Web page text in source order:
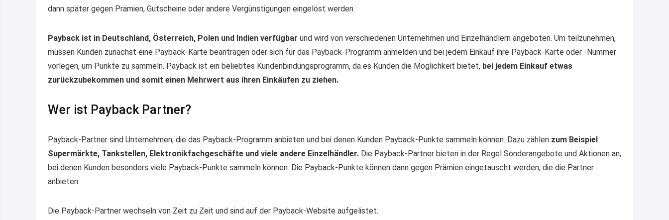
dann später gegen Prämien, Gutscheine oder andere Vergünstigungen eingelöst werden.
Payback ist in Deutschland, Österreich, Polen und Indien verfügbar und wird von verschiedenen Unternehmen und Einzelhändlern angeboten. Um teilzunehmen,
müssen Kunden zunächst eine Payback-Karte beantragen oder sich für das Payback-Programm anmelden und bei jedem Einkauf ihre Payback-Karte oder -Nummer
vorlegen, um Punkte zu sammeln. Payback ist ein beliebtes Kundenbindungsprogramm, da es Kunden die Möglichkeit bietet, bei jedem Einkauf etwas
zurückzubekommen und somit einen Mehrwert aus ihren Einkäufen zu ziehen.
Wer ist Payback Partner?
Payback-Partner sind Unternehmen, die das Payback-Programm anbieten und bei denen Kunden Payback-Punkte sammeln können. Dazu zählen zum Beispiel
Supermärkte, Tankstellen, Elektronikfachgeschäfte und viele andere Einzelhändler. Die Payback-Partner bieten in der Regel Sonderangebote und Aktionen an,
bei denen Kunden besonders viele Payback-Punkte sammeln können. Die Payback-Punkte können dann gegen Prämien eingetauscht werden, die die Partner
anbieten.
Die Payback-Partner wechseln von Zeit zu Zeit und sind auf der Payback-Website aufgelistet.
Gratis 11 versch. Orthomol
Proben www.orthomol.com/de-
Gratis Campari Spritz / Aperol
Spritz für Gastronomiegratis-
aperitivo.de/